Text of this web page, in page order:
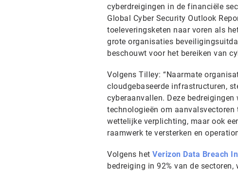
cyberdreigingen in de financiële
Global Cyber Security Outlook
toeleveringsketen naar voren als
grote organisaties
beschouwt voor het bereiken van
Volgens Tilley: “Naarmate
cloudgebaseerde infrastructuren,
cyberaanvallen. Deze
technologieën om aanvalsvectoren
wettelijke verplichting, maar ook
raamwerk te versterken en
Volgens het Verizon Data Breach
bedreiging in 92% van de